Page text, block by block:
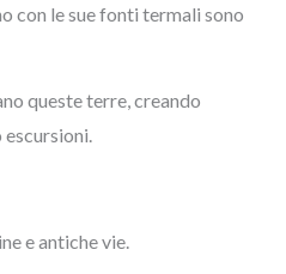
con le sue fonti termali sono
queste terre, creando
e antiche vie.